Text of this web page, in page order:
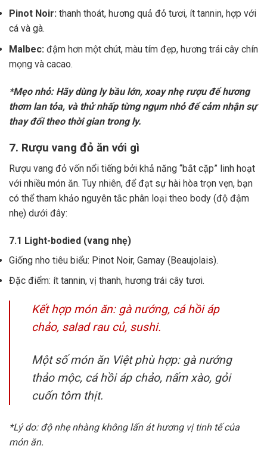
Pinot Noir: thanh thoát, hương quả đỏ tươi, ít tannin, hợp với
cá và gà.
Malbec: đậm hơn một chút, màu tím đẹp, hương trái cây chín
mọng và cacao.
*Mẹo nhỏ: Hãy dùng ly bầu lớn, xoay nhẹ rượu để hương
thơm lan tỏa, và thử nhấp từng ngụm nhỏ để cảm nhận sự
thay đổi theo thời gian trong ly.
7. Rượu vang đỏ ăn với gì
Rượu vang đỏ vốn nổi tiếng bởi khả năng “bắt cặp” linh hoạt
với nhiều món ăn. Tuy nhiên, để đạt sự hài hòa trọn vẹn, bạn
có thể tham khảo nguyên tắc phân loại theo body (độ đậm
nhẹ) dưới đây:
7.1 Light-bodied (vang nhẹ)
Giống nho tiêu biểu: Pinot Noir, Gamay (Beaujolais).
Đặc điểm: ít tannin, vị thanh, hương trái cây tươi.
Kết hợp món ăn: gà nướng, cá hồi áp
chảo, salad rau củ, sushi.
Một số món ăn Việt phù hợp: gà nướng
thảo mộc, cá hồi áp chảo, nấm xào, gỏi
cuốn tôm thịt.
*Lý do: độ nhẹ nhàng không lấn át hương vị tinh tế của
món ăn.